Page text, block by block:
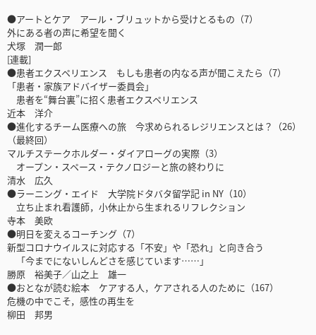
●アートとケア アール・ブリュットから受けとるもの（7）
外にある者の声に希望を聞く
犬塚 潤一郎
[連載]
●患者エクスペリエンス もしも患者の内なる声が聞こえたら（7）
「患者・家族アドバイザー委員会」
患者を“舞台裏”に招く患者エクスペリエンス
近本 洋介
●進化するチーム医療への旅 今求められるレジリエンスとは？（26）
（最終回）
マルチステークホルダー・ダイアローグの実際（3）
オープン・スペース・テクノロジーと旅の終わりに
清水 広久
●ラーニング・エイド 大学院ドタバタ留学記 in NY（10）
立ち止まれ看護師，小休止から生まれるリフレクション
寺本 美欧
●明日を変えるコーチング（7）
新型コロナウイルスに対応する「不安」や「恐れ」と向き合う
「今までにないしんどさを感じています……」
勝原 裕美子／山之上 雄一
●おとなが読む絵本 ケアする人，ケアされる人のために（167）
危機の中でこそ，感性の再生を
柳田 邦男